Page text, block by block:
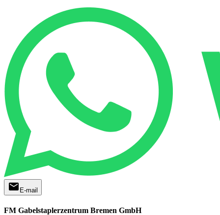
mail E-mail
FM Gabelstaplerzentrum Bremen GmbH